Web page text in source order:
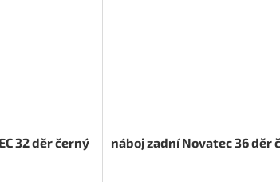
32 děr černý náboj zadní Novatec 36 děr